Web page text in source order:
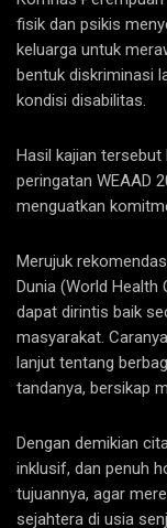
fisik dan psikis
keluarga untuk
bentuk diskriminasi
kondisi disabilitas.
Hasil kajian
peringatan WEAAD
menguatkan
Merujuk
Dunia (World
dapat dirintis baik
masyarakat.
lanjut tentang
tandanya, bersikap
Dengan demikian
inklusif, dan penuh
tujuannya, agar
sejahtera di usia